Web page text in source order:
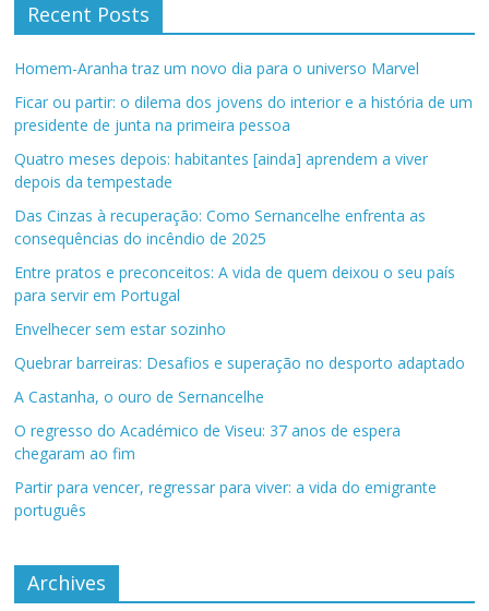
Recent Posts
Homem-Aranha traz um novo dia para o universo Marvel
Ficar ou partir: o dilema dos jovens do interior e a história de um
presidente de junta na primeira pessoa
Quatro meses depois: habitantes [ainda] aprendem a viver
depois da tempestade
Das Cinzas à recuperação: Como Sernancelhe enfrenta as
consequências do incêndio de 2025
Entre pratos e preconceitos: A vida de quem deixou o seu país
para servir em Portugal
Envelhecer sem estar sozinho
Quebrar barreiras: Desafios e superação no desporto adaptado
A Castanha, o ouro de Sernancelhe
O regresso do Académico de Viseu: 37 anos de espera
chegaram ao fim
Partir para vencer, regressar para viver: a vida do emigrante
português
Archives